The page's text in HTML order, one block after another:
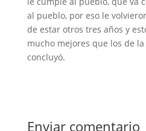
al pueblo, por eso le
de estar otros tres años y
mucho mejores que los de
concluyó.
Enviar comentario